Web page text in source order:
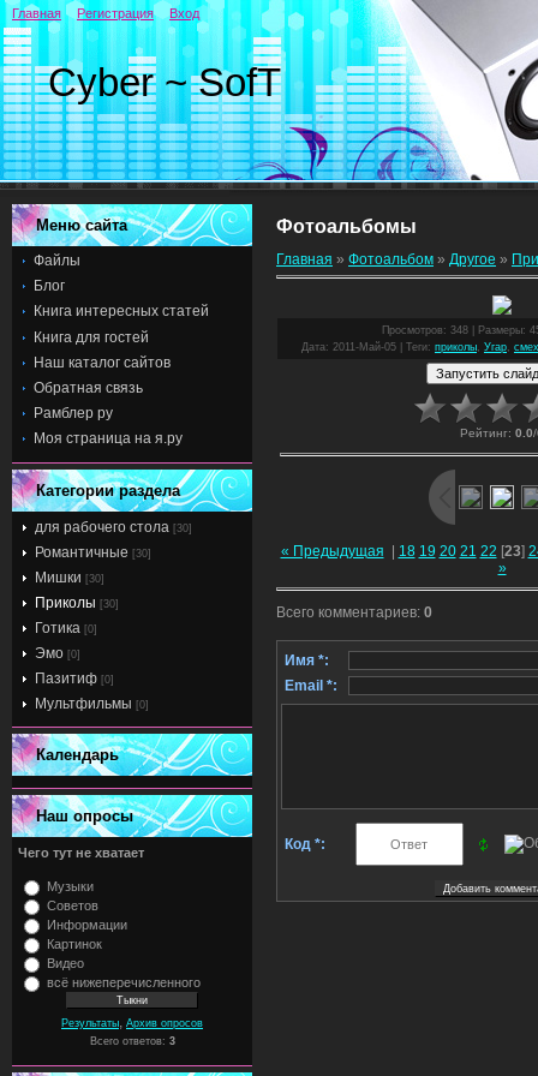
Cyber ~ SofT
Главная Регистрация Вход
Меню сайта
Файлы
Блог
Книга интересных статей
Книга для гостей
Наш каталог сайтов
Обратная связь
Рамблер ру
Моя страница на я.ру
Категории раздела
для рабочего стола [30]
Романтичные [30]
Мишки [30]
Приколы [30]
Готика [0]
Эмо [0]
Пазитиф [0]
Мультфильмы [0]
Календарь
Наш опросы
Чего тут не хватает
Музыки
Советов
Информации
Картинок
Видео
всё нижеперечисленного
Результаты Архив опросов
Всего ответов: 3
Фотоальбомы
Главная » Фотоальбом » Другое »
Просмотров: 348 | Размеры:
Дата: 2011-Май-05 | Теги: приколы Угар смех
Рейтинг: 0.0/
« Предыдущая | 18 19 20 21 22 [23]
»
Всего комментариев: 0
Имя *:
Email *:
Код *: